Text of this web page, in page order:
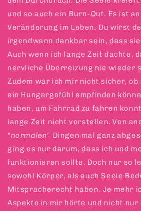
und so auch ein Burn-Out. Es ist
Veränderung im Leben. Du wirst
irgendwann dankbar sein, dass
Auch wenn ich lange Zeit dachte,
nervliche Überreizung nie wieder
Zudem war ich mir nicht sicher,
ein Hungergefühl empfinden
haben, um Fahrrad zu fahren
lange Zeit nicht vorstellen. Von
"normalen" Dingen mal ganz
ging es nur darum, dass ich und
funktionieren sollte. Doch nur so
sowohl Körper, als auch Seele
Mitspracherecht haben. Je mehr
Aspekte in mir hörte und nicht nur